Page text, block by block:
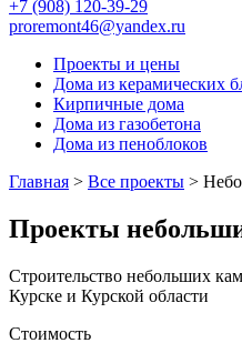
+7 (908) 120-39-29
proremont46@yandex.ru
Проекты и цены
Дома из керамических
Кирпичные дома
Дома из газобетона
Дома из пеноблоков
Главная > Все проекты >
Проекты
Строительство небольших
Курске и Курской области
Стоимость